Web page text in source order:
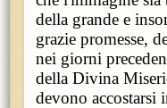
della grande e
grazie promesse,
nei giorni
della Divina
devono accostarsi